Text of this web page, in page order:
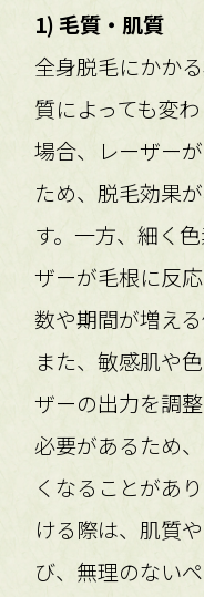
1) 毛質・肌質
全身脱毛にかか
質によっても変
場合、レーザー
ため、脱毛効果
す。一方、細く
ザーが毛根に反
数や期間が増える
また、敏感肌や
ザーの出力を調
必要があるため
くなることがあ
ける際は、肌質
び、無理のない